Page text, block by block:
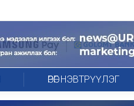
ӨРӨГ НЭВТРҮҮЛЭГ